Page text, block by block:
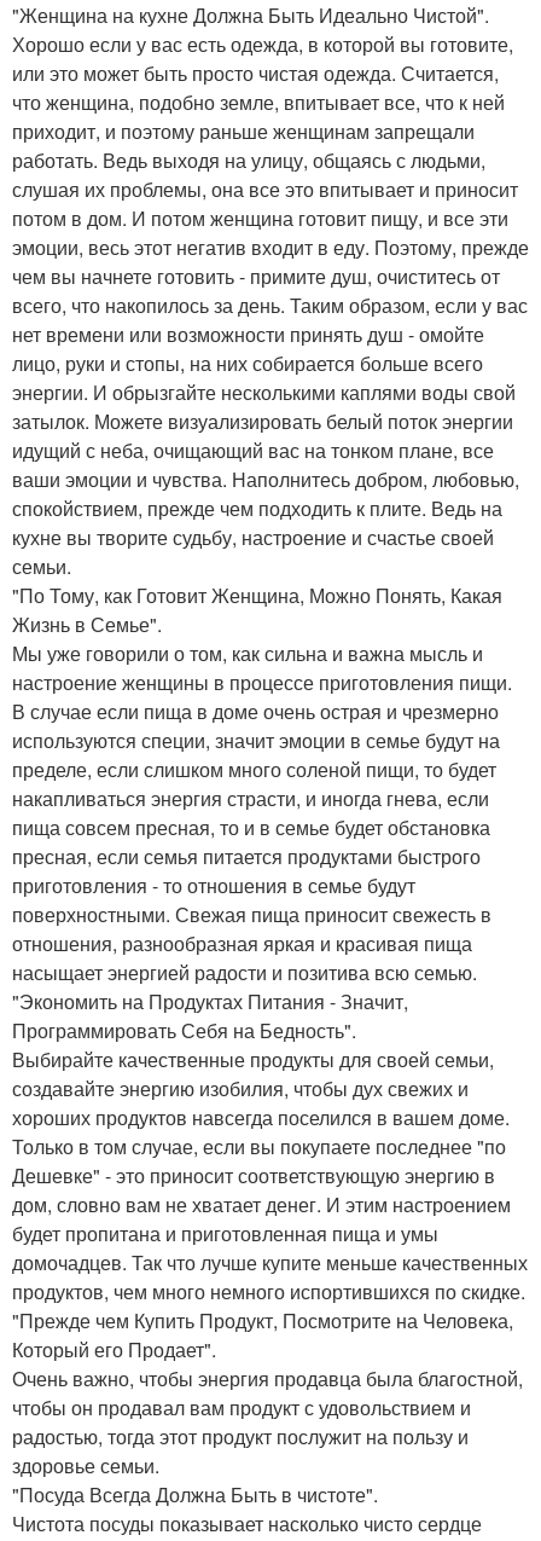
"Женщина на кухне Должна Быть Идеально Чистой".
Хорошо если у вас есть одежда, в которой вы готовите,
или это может быть просто чистая одежда. Считается,
что женщина, подобно земле, впитывает все, что к ней
приходит, и поэтому раньше женщинам запрещали
работать. Ведь выходя на улицу, общаясь с людьми,
слушая их проблемы, она все это впитывает и приносит
потом в дом. И потом женщина готовит пищу, и все эти
эмоции, весь этот негатив входит в еду. Поэтому, прежде
чем вы начнете готовить - примите душ, очиститесь от
всего, что накопилось за день. Таким образом, если у вас
нет времени или возможности принять душ - омойте
лицо, руки и стопы, на них собирается больше всего
энергии. И обрызгайте несколькими каплями воды свой
затылок. Можете визуализировать белый поток энергии
идущий с неба, очищающий вас на тонком плане, все
ваши эмоции и чувства. Наполнитесь добром, любовью,
спокойствием, прежде чем подходить к плите. Ведь на
кухне вы творите судьбу, настроение и счастье своей
семьи.
"По Тому, как Готовит Женщина, Можно Понять, Какая
Жизнь в Семье".
Мы уже говорили о том, как сильна и важна мысль и
настроение женщины в процессе приготовления пищи.
В случае если пища в доме очень острая и чрезмерно
используются специи, значит эмоции в семье будут на
пределе, если слишком много соленой пищи, то будет
накапливаться энергия страсти, и иногда гнева, если
пища совсем пресная, то и в семье будет обстановка
пресная, если семья питается продуктами быстрого
приготовления - то отношения в семье будут
поверхностными. Свежая пища приносит свежесть в
отношения, разнообразная яркая и красивая пища
насыщает энергией радости и позитива всю семью.
"Экономить на Продуктах Питания - Значит,
Программировать Себя на Бедность".
Выбирайте качественные продукты для своей семьи,
создавайте энергию изобилия, чтобы дух свежих и
хороших продуктов навсегда поселился в вашем доме.
Только в том случае, если вы покупаете последнее "по
Дешевке" - это приносит соответствующую энергию в
дом, словно вам не хватает денег. И этим настроением
будет пропитана и приготовленная пища и умы
домочадцев. Так что лучше купите меньше качественных
продуктов, чем много немного испортившихся по скидке.
"Прежде чем Купить Продукт, Посмотрите на Человека,
Который его Продает".
Очень важно, чтобы энергия продавца была благостной,
чтобы он продавал вам продукт с удовольствием и
радостью, тогда этот продукт послужит на пользу и
здоровье семьи.
"Посуда Всегда Должна Быть в чистоте".
Чистота посуды показывает насколько чисто сердце